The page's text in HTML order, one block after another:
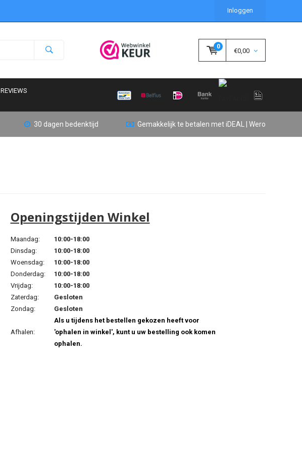
Inloggen
0
€0,00
REVIEWS
30 dagen bedenktijd Gemakkelijk te betalen met iDEAL | Wero
Openingstijden Winkel
Maandag:
10:00-18:00
Dinsdag:
10:00-18:00
Woensdag:
10:00-18:00
Donderdag:
10:00-18:00
Vrijdag:
10:00-18:00
Zaterdag:
Gesloten
Zondag:
Gesloten
Afhalen:
Als u tijdens het bestellen gekozen heeft voor
'ophalen in winkel', kunt u uw bestelling ook komen
ophalen.